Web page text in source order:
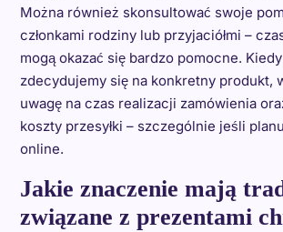
Można również skonsultować swoje
członkami rodziny lub przyjaciółmi –
mogą okazać się bardzo pomocne.
zdecydujemy się na konkretny produkt,
uwagę na czas realizacji zamówienia
koszty przesyłki – szczególnie jeśli
online.
Jakie znaczenie mają
związane z prezentami